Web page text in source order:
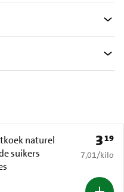
naturel
suikers
Prijs:
319
€ 7,01 per
7,01/kilo